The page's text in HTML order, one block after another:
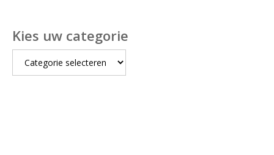
Kies uw categorie